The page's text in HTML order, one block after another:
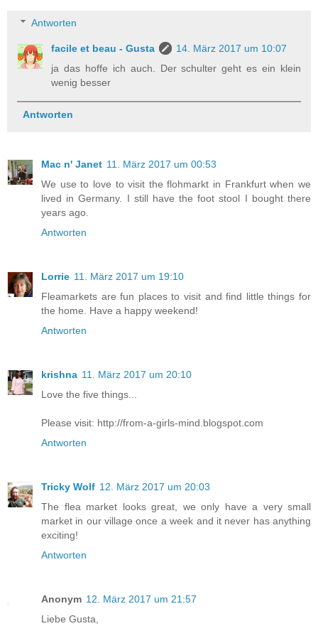
Antworten
facile et beau - Gusta
14. März 2017 um 10:07
ja das hoffe ich auch. Der schulter geht es ein klein
wenig besser
Antworten
Mac n' Janet 11. März 2017 um 00:53
We use to love to visit the flohmarkt in Frankfurt when we
lived in Germany. I still have the foot stool I bought there
years ago.
Antworten
Lorrie 11. März 2017 um 19:10
Fleamarkets are fun places to visit and find little things for
the home. Have a happy weekend!
Antworten
krishna 11. März 2017 um 20:10
Love the five things...
Please visit: http://from-a-girls-mind.blogspot.com
Antworten
Tricky Wolf 12. März 2017 um 20:03
The flea market looks great, we only have a very small
market in our village once a week and it never has anything
exciting!
Antworten
Anonym 12. März 2017 um 21:57
Liebe Gusta,